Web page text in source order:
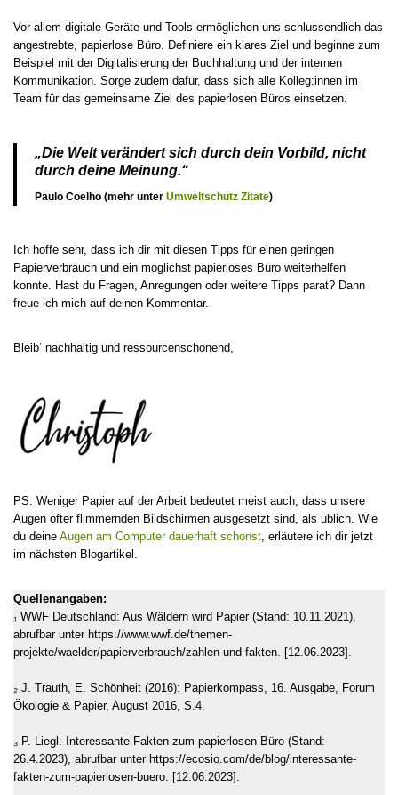
Vor allem digitale Geräte und Tools ermöglichen uns schlussendlich das
angestrebte, papierlose Büro. Definiere ein klares Ziel und beginne zum
Beispiel mit der Digitalisierung der Buchhaltung und der internen
Kommunikation. Sorge zudem dafür, dass sich alle Kolleg:innen im
Team für das gemeinsame Ziel des papierlosen Büros einsetzen.
„Die Welt verändert sich durch dein Vorbild, nicht
durch deine Meinung.“
Paulo Coelho (mehr unter Umweltschutz Zitate)
Ich hoffe sehr, dass ich dir mit diesen Tipps für einen geringen
Papierverbrauch und ein möglichst papierloses Büro weiterhelfen
konnte. Hast du Fragen, Anregungen oder weitere Tipps parat? Dann
freue ich mich auf deinen Kommentar.
Bleib‘ nachhaltig und ressourcenschonend,
PS: Weniger Papier auf der Arbeit bedeutet meist auch, dass unsere
Augen öfter flimmernden Bildschirmen ausgesetzt sind, als üblich. Wie
du deine Augen am Computer dauerhaft schonst, erläutere ich dir jetzt
im nächsten Blogartikel.
Quellenangaben:
₁ WWF Deutschland: Aus Wäldern wird Papier (Stand: 10.11.2021),
abrufbar unter https://www.wwf.de/themen-
projekte/waelder/papierverbrauch/zahlen-und-fakten. [12.06.2023].
₂ J. Trauth, E. Schönheit (2016): Papierkompass, 16. Ausgabe, Forum
Ökologie & Papier, August 2016, S.4.
₃ P. Liegl: Interessante Fakten zum papierlosen Büro (Stand:
26.4.2023), abrufbar unter https://ecosio.com/de/blog/interessante-
fakten-zum-papierlosen-buero. [12.06.2023].